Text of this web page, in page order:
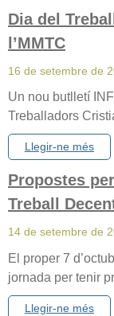
Dia del
l’MMTC
16 de setembre de
Un nou butlletí
Treballadors
Llegir-ne més
Propostes
Treball
14 de setembre de
El proper 7
jornada per tenir
Llegir-ne més